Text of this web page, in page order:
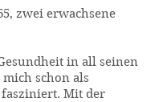
zwei erwachsene
in all seinen
mich schon als
fasziniert. Mit der